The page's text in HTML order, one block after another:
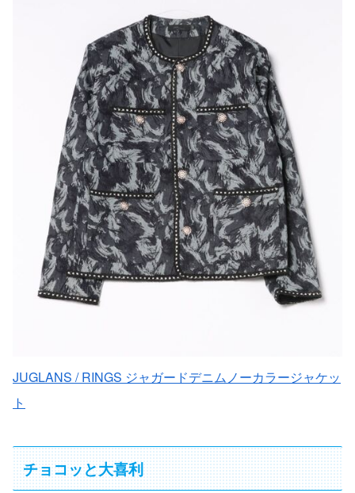
JUGLANS / RINGS ジャガードデニムノーカラージャケッ
ト
チョコッと大喜利